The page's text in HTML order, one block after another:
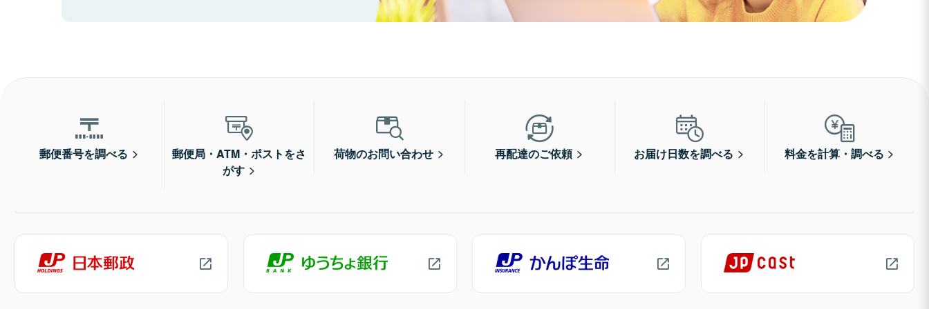
郵便番号を調べる
郵便局・ATM・ポストをさ
がす
荷物のお問い合わせ 再配達のご依頼 お届け日数を調べる 料金を計算・調べる